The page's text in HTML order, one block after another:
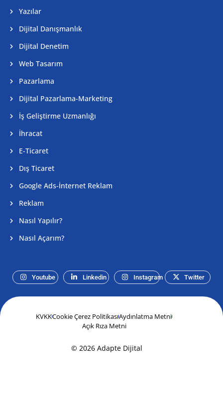
Yazılar
Dijital Danışmanlık
Dijital Denetim
Web Tasarım
Pazarlama
Dijital Pazarlama-Marketing
İş Geliştirme Uzmanlığı
İhracat
E-Ticaret
Dış Ticaret
Google Ads-İnternet Reklam
Reklam
Nasıl Yapılır?
Nasıl Açarım?
Youtube Linkedin Instagram Twitter
© 2026 Adapte Dijital
KVKKCookie Çerez PolitikasıAydınlatma Metni
Açık Rıza Metni